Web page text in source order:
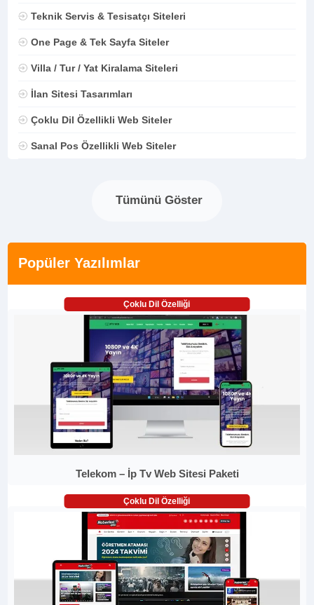
Teknik Servis & Tesisatçı Siteleri
One Page & Tek Sayfa Siteler
Villa / Tur / Yat Kiralama Siteleri
İlan Sitesi Tasarımları
Çoklu Dil Özellikli Web Siteler
Sanal Pos Özellikli Web Siteler
Tümünü Göster
Popüler Yazılımlar
Çoklu Dil Özelliği
Telekom – İp Tv Web Sitesi Paketi
Çoklu Dil Özelliği